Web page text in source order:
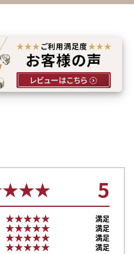
5
★★★★★
★★★★★
満足
★★★★★
★★★★★
満足
★★★★★
★★★★★
満足
★★★★★
★★★★★ 満足